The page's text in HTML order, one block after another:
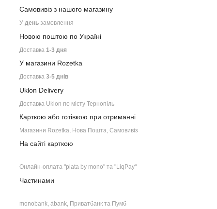
Самовивіз з нашого магазину
У день замовлення
Новою поштою по Україні
Доставка 1-3 дня
У магазини Rozetka
Доставка 3-5 днів
Uklon Delivery
Доставка Uklon по місту Тернопіль
Карткою або готівкою при отриманні
Магазини Rozetka, Нова Пошта, Самовивіз
На сайті карткою
Онлайн-оплата "plata by mono" та "LiqPay"
Частинами
monobank, àbank, Приватбанк та Пумб